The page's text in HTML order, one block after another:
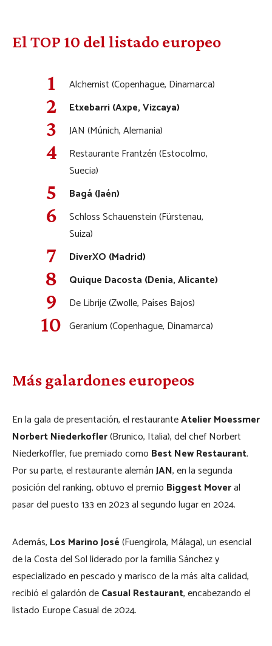
El TOP 10 del listado europeo
Alchemist (Copenhague, Dinamarca)
Etxebarri (Axpe, Vizcaya)
JAN (Múnich, Alemania)
Restaurante Frantzén (Estocolmo,
Suecia)
Bagá (Jaén)
Schloss Schauenstein (Fürstenau,
Suiza)
DiverXO (Madrid)
Quique Dacosta (Denia, Alicante)
De Librije (Zwolle, Países Bajos)
Geranium (Copenhague, Dinamarca)
Más galardones europeos
En la gala de presentación, el restauranteAtelier Moessmer
Norbert Niederkofler(Brunico, Italia), del chef Norbert
Niederkoffler, fue premiado como Best New Restaurant.
Por su parte, el restaurante alemánJAN, en la segunda
posición del ranking, obtuvo el premio Biggest Moveral
pasar del puesto 133 en 2023 al segundo lugar en 2024.
Además, Los Marino José(Fuengirola, Málaga), un esencial
de la Costa del Sol liderado por la familia Sánchez y
especializado en pescado y marisco de la más alta calidad,
recibió el galardón deCasual Restaurant, encabezando el
listado Europe Casual de 2024.